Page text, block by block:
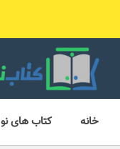
محتوا
خانه کتاب های نو